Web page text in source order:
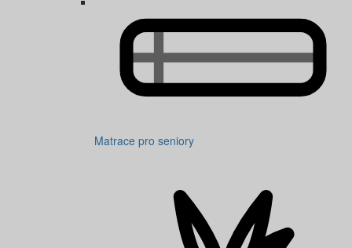
Matrace pro seniory